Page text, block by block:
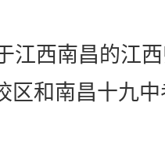
西南昌的江西
区和南昌十九